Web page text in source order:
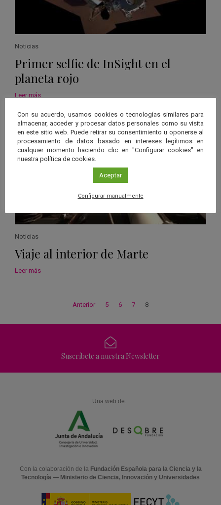
Noticias
Primer selfie de InSight en el
planeta rojo
Leer más
Noticias
Viaje al interior de Marte
Leer más
Anterior 5 6 7 8
Suscríbete a nuestra Newsletter
Una web de:
Con la colaboración de la Fundación Española para la Ciencia y la
Tecnología — Ministerio de Ciencia, Innovación y Universidades
Con su acuerdo, usamos cookies o tecnologías similares para
almacenar, acceder y procesar datos personales como su visita
en este sitio web. Puede retirar su consentimiento u oponerse al
procesamiento de datos basado en intereses legítimos en
cualquier momento haciendo clic en "Configurar cookies" en
nuestra política de cookies.
Aceptar
Configurar manualmente